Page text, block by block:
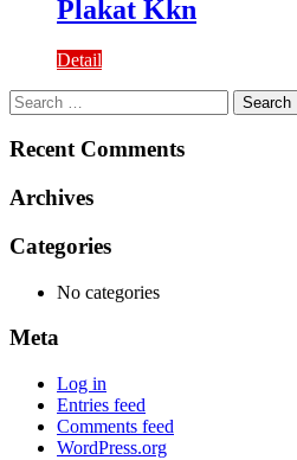
Plakat Kkn
Detail
Search
for:
Recent Comments
Archives
Categories
No categories
Meta
Log in
Entries feed
Comments feed
WordPress.org